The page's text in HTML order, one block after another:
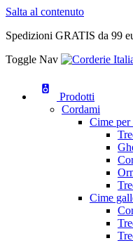
Salta al contenuto
Spedizioni GRATIS da 99
Toggle Nav
Prodotti
Cordami
Cime per
Cime